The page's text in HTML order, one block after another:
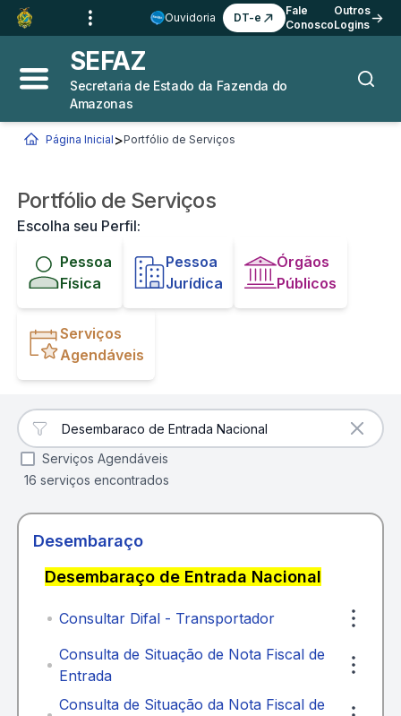
Ir para o
Conteúdo
Ir para a
Navegação 3
Ir para o
Rodapé 4
Ouvidoria DT-e
Fale
Conosco
Outros
Logins
Abrir menu principal
SEFAZ
Secretaria de Estado da Fazenda do
Amazonas
Você está aqui:
Página Inicial >Portfólio de Serviços
Portfólio de Serviços
Escolha seu Perfil:
Pessoa
Física
Pessoa
Jurídica
Órgãos
Públicos
Serviços
Agendáveis
Filtrar Serviços
Serviços Agendáveis
16 serviços encontrados
Desembaraço
Desembaraço de Entrada Nacional
Consultar Difal - Transportador
Consulta de Situação de Nota Fiscal de
Entrada
Consulta de Situação da Nota Fiscal de